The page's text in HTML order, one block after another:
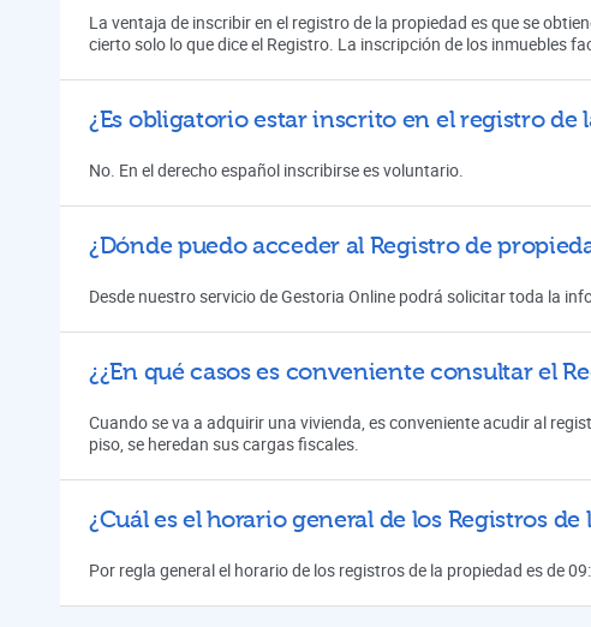
La ventaja de inscribir en el registro de la propiedad es que se
cierto solo lo que dice el Registro. La inscripción de los inmuebles
¿Es obligatorio estar inscrito en el registro de
No. En el derecho español inscribirse es voluntario.
¿Dónde puedo acceder al Registro de
Desde nuestro servicio de Gestoria Online podrá solicitar toda la
¿¿En qué casos es conveniente consultar el
Cuando se va a adquirir una vivienda, es conveniente acudir al
piso, se heredan sus cargas fiscales.
¿Cuál es el horario general de los Registros
Por regla general el horario de los registros de la propiedad es de